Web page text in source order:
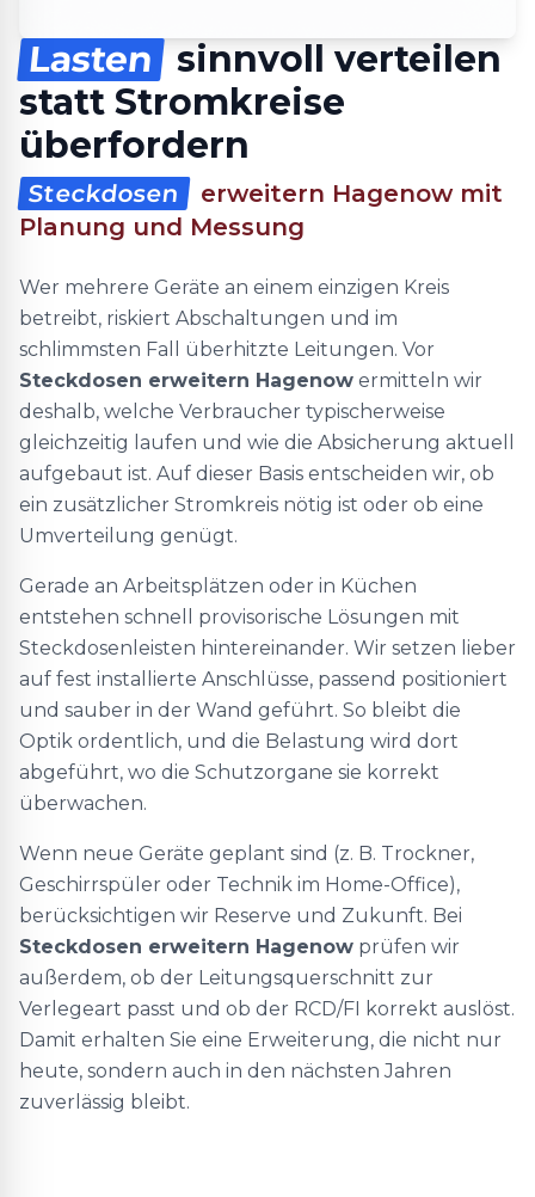
Lasten sinnvoll verteilen
statt Stromkreise
überfordern
Steckdosen
erweitern Hagenow mit
Planung und Messung
Wer mehrere Geräte an einem einzigen Kreis
betreibt, riskiert Abschaltungen und im
schlimmsten Fall überhitzte Leitungen. Vor
Steckdosen erweitern Hagenow ermitteln wir
deshalb, welche Verbraucher typischerweise
gleichzeitig laufen und wie die Absicherung aktuell
aufgebaut ist. Auf dieser Basis entscheiden wir, ob
ein zusätzlicher Stromkreis nötig ist oder ob eine
Umverteilung genügt.
Gerade an Arbeitsplätzen oder in Küchen
entstehen schnell provisorische Lösungen mit
Steckdosenleisten hintereinander. Wir setzen lieber
auf fest installierte Anschlüsse, passend positioniert
und sauber in der Wand geführt. So bleibt die
Optik ordentlich, und die Belastung wird dort
abgeführt, wo die Schutzorgane sie korrekt
überwachen.
Wenn neue Geräte geplant sind (z. B. Trockner,
Geschirrspüler oder Technik im Home-Office),
berücksichtigen wir Reserve und Zukunft. Bei
Steckdosen erweitern Hagenow prüfen wir
außerdem, ob der Leitungsquerschnitt zur
Verlegeart passt und ob der RCD/FI korrekt auslöst.
Damit erhalten Sie eine Erweiterung, die nicht nur
heute, sondern auch in den nächsten Jahren
zuverlässig bleibt.